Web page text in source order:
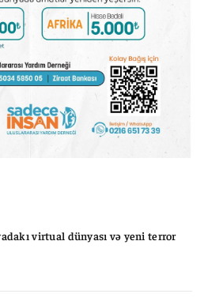
virtual dünyası və yeni terror